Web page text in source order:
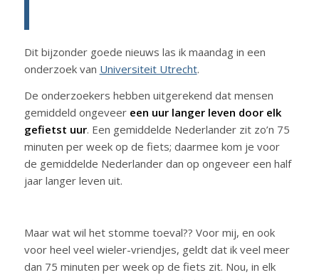
Dit bijzonder goede nieuws las ik maandag in een
onderzoek van Universiteit Utrecht.
De onderzoekers hebben uitgerekend dat mensen
gemiddeld ongeveer een uur langer leven door elk
gefietst uur. Een gemiddelde Nederlander zit zo’n 75
minuten per week op de fiets; daarmee kom je voor
de gemiddelde Nederlander dan op ongeveer een half
jaar langer leven uit.
Maar wat wil het stomme toeval?? Voor mij, en ook
voor heel veel wieler-vriendjes, geldt dat ik veel meer
dan 75 minuten per week op de fiets zit. Nou, in elk